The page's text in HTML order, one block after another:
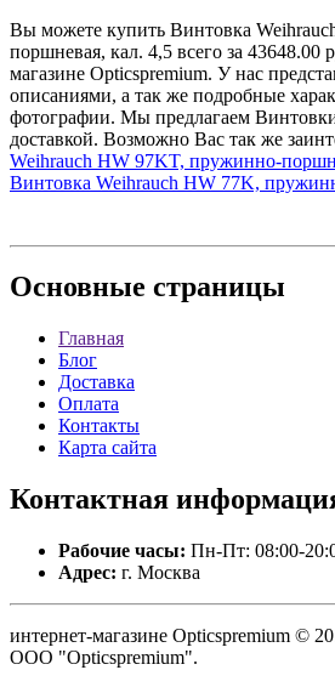
Вы можете купить Винтовка
поршневая, кал. 4,5 всего за 43648.00
магазине Opticspremium. У нас
описаниями, а так же подробные
фотографии. Мы предлагаем
доставкой. Возможно Вас так же
Weihrauch HW 97KT, пружинно-
Винтовка Weihrauch HW 77K,
Основные страницы
Главная
Блог
Доставка
Оплата
Контакты
Карта сайта
Контактная
Рабочие часы: Пн-Пт: 08:00-
Адрес: г. Москва
интернет-магазине Opticspremium ©
ООО "Opticspremium".